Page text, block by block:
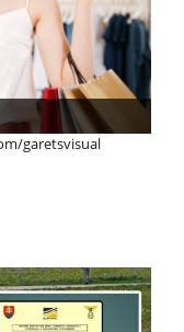
garetsvisual